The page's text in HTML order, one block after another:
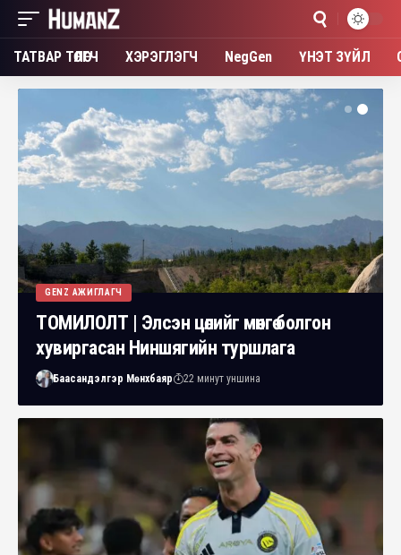
ТАТВАР ТӨЛӨГЧ ХЭРЭГЛЭГЧ NegGen ҮНЭТ ЗҮЙЛ
GENZ АЖИГЛАГЧ
ТОМИЛОЛТ | Элсэн цөлийг мөнгө болгон
хувиргасан Ниншягийн туршлага
Баасандэлгэр Мөнхбаяр 22 минут уншина